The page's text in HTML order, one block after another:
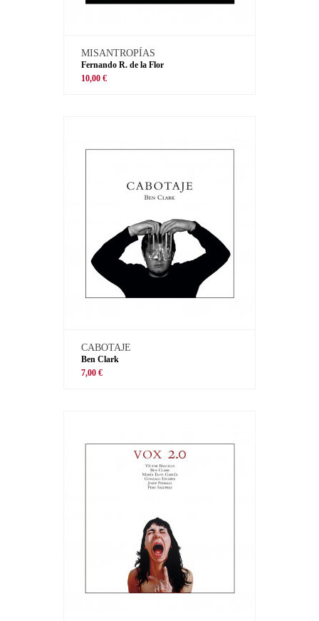
MISANTROPÍAS
Fernando R. de la Flor
10,00 €
CABOTAJE
Ben Clark
7,00 €